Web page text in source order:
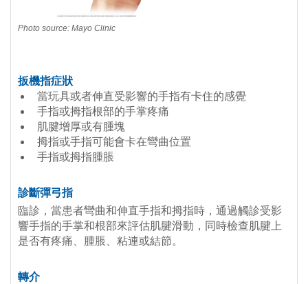
Photo source: Mayo Clinic
扳機指症狀
當玩具或者伸直受影響的手指有卡住的感覺
手指或拇指根部的手掌疼痛
肌腱增厚或有腫塊
拇指或手指可能會卡在彎曲位置
手指或拇指腫脹
診斷彈弓指
臨診，當患者彎曲和伸直手指和拇指時，通過觸診受影
響手指的手掌和根部來評估肌腱滑動，同時檢查肌腱上
是否有疼痛、腫脹、粘連或結節。
轉介